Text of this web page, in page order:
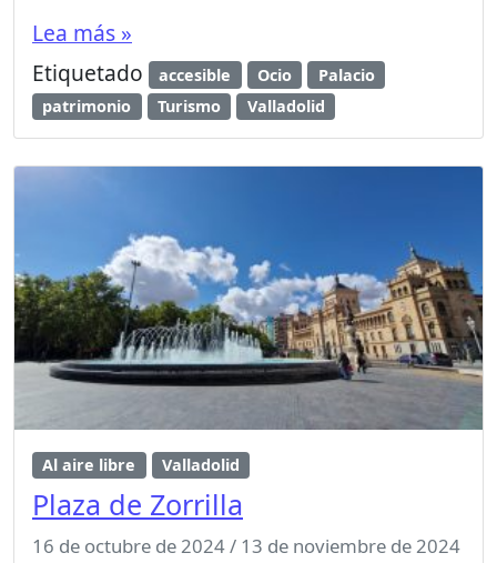
Lea más »
Etiquetado
accesible Ocio
Palacio
patrimonio
Turismo Valladolid
Al aire libre Valladolid
Plaza de Zorrilla
16 de octubre de 2024/ 13 de noviembre de 2024